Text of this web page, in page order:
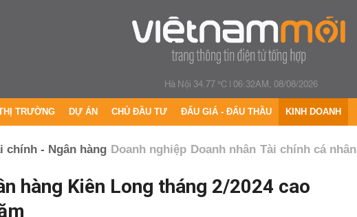
Hà Nội 34.77 °C|06:32AM, 08/08/2026
TRƯỜNG DỰ ÁN CHỦ ĐẦU TƯ ĐẤU GIÁ - ĐẤU THẦU KINH DOANH
chính - Ngân hàng Doanh nghiệp Doanh nhân Tài chính cá nhân
hàng Kiên Long tháng 2/2024 cao